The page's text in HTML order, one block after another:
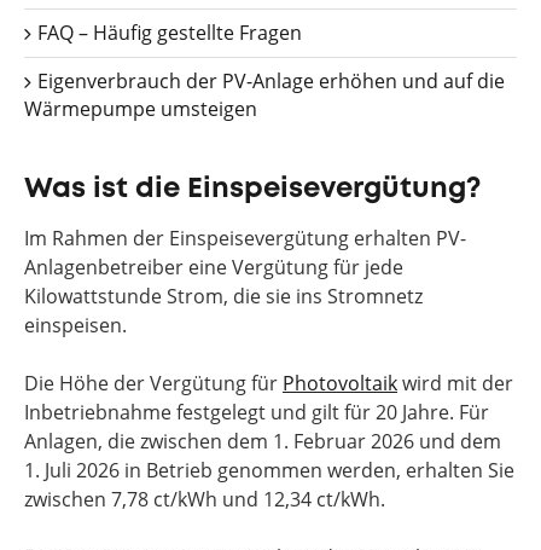
FAQ – Häufig gestellte Fragen
Eigenverbrauch der PV-Anlage erhöhen und auf die
Wärmepumpe umsteigen
Was ist die Einspeisevergütung?
Im Rahmen der Einspeisevergütung erhalten PV-
Anlagenbetreiber eine Vergütung für jede
Kilowattstunde Strom, die sie ins Stromnetz
einspeisen.
Die Höhe der Vergütung für Photovoltaikwird mit der
Inbetriebnahme festgelegt und gilt für 20 Jahre. Für
Anlagen, die zwischen dem 1. Februar 2026 und dem
1. Juli 2026 in Betrieb genommen werden, erhalten Sie
zwischen 7,78 ct/kWh und 12,34 ct/kWh.